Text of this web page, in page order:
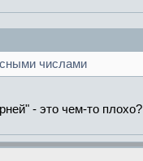
числами
- это чем-то плохо?